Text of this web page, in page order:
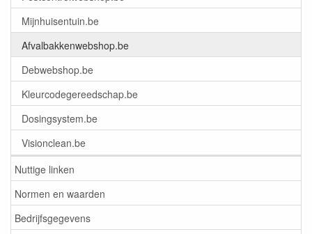
Mijnhuisentuin.be
Afvalbakkenwebshop.be
Debwebshop.be
Kleurcodegereedschap.be
Dosingsystem.be
Visionclean.be
Nuttige linken
Normen en waarden
Bedrijfsgegevens